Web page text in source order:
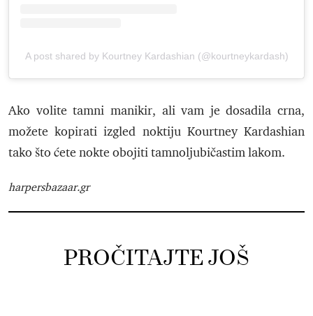
A post shared by Kourtney Kardashian (@kourtneykardash)
Ako volite tamni manikir, ali vam je dosadila crna,
možete kopirati izgled noktiju Kourtney Kardashian
tako što ćete nokte obojiti tamnoljubičastim lakom.
harpersbazaar.gr
PROČITAJTE JOŠ